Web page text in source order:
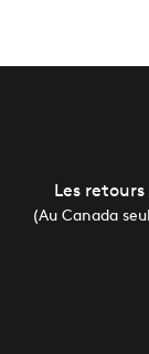
Les
(Au Canada